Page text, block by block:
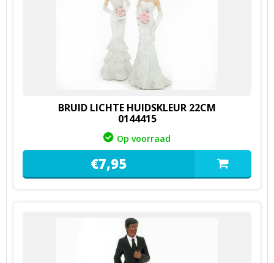
BRUID LICHTE HUIDSKLEUR 22CM
0144415
Op voorraad
€7,95